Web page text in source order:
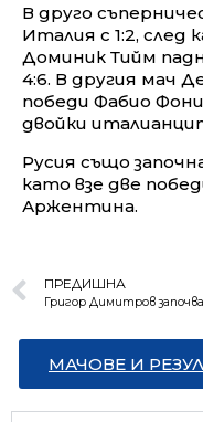
В друго
Италия с 1:2,
Доминик Тийм
4:6. В другия мач
победи Фабио
двойки
Русия също
като взе две
Аржентина.
ПРЕДИШНА
МАЧОВЕ И